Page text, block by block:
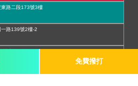
免費撥打
東路二段173號3樓
一路139號2樓-2
一段726號三樓之1